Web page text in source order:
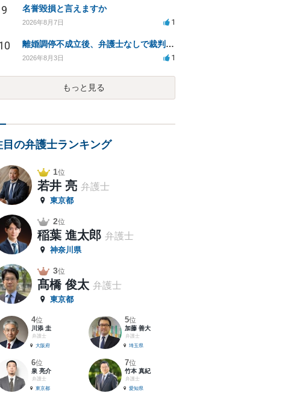
9 名誉毀損と言えますか
2026年8月7日 1
離婚調停不成立後、弁護士なしで裁判を進める方法は？
2026年8月3日 1
もっと見る
目の弁護士ランキング
1位
若井 亮 弁護士
東京都
2位
稲葉 進太郎 弁護士
神奈川県
3位
髙橋 俊太 弁護士
東京都
4位
川添 圭
弁護士
大阪府
5位
加藤 善大
弁護士
埼玉県
6位
泉 亮介
弁護士
東京都
7位
竹本 真紀
弁護士
愛知県